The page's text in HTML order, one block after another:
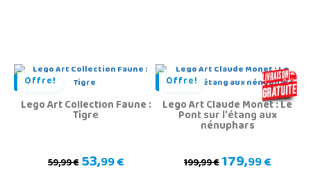
Offre!
Lego Art Collection Faune :
Tigre
59,99 €53,99 €
Offre!
Lego Art Claude Monet : Le
Pont sur l'étang aux
nénuphars
199,99 €179,99 €